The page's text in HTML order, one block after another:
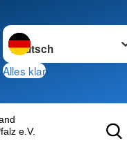
Sprache wechseln zu
Alles klar
e.V.